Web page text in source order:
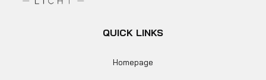
QUICK LINKS
Homepage